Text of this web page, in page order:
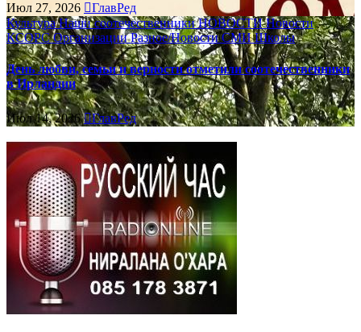
Июл 27, 2026
ГлавРед
КультураНаши соотечественникиНОВОСТИНовости
КСОРСОрганизацииРазное/НовостиСМИШколы
День любви, семьи и верности отметили соотечественники
в Ирландии
Июл 14, 2026 ГлавРед